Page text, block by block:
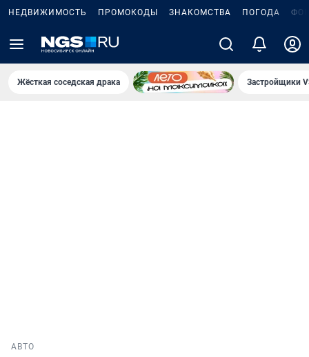
НЕДВИЖИМОСТЬ ПРОМОКОДЫ ЗНАКОМСТВА ПОГОДА
Жёсткая соседская драка Застройщики
АВТО